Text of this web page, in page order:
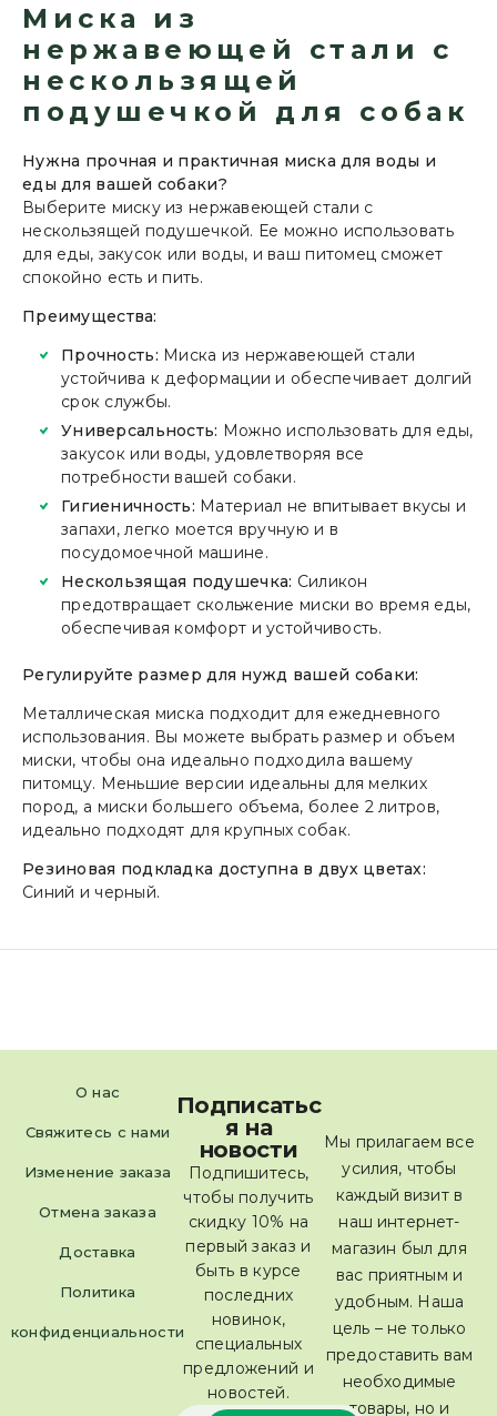
Миска из
нержавеющей стали с
нескользящей
подушечкой для собак
Нужна прочная и практичная миска для воды и
еды для вашей собаки?
Выберите миску из нержавеющей стали с
нескользящей подушечкой. Ее можно использовать
для еды, закусок или воды, и ваш питомец сможет
спокойно есть и пить.
Преимущества:
Прочность: Миска из нержавеющей стали
устойчива к деформации и обеспечивает долгий
срок службы.
Универсальность: Можно использовать для еды,
закусок или воды, удовлетворяя все
потребности вашей собаки.
Гигиеничность: Материал не впитывает вкусы и
запахи, легко моется вручную и в
посудомоечной машине.
Нескользящая подушечка: Силикон
предотвращает скольжение миски во время еды,
обеспечивая комфорт и устойчивость.
Регулируйте размер для нужд вашей собаки:
Металлическая миска подходит для ежедневного
использования. Вы можете выбрать размер и объем
миски, чтобы она идеально подходила вашему
питомцу. Меньшие версии идеальны для мелких
пород, а миски большего объема, более 2 литров,
идеально подходят для крупных собак.
Резиновая подкладка доступна в двух цветах:
Синий и черный.
О нас
Свяжитесь с нами
Изменение заказа
Отмена заказа
Доставка
Политика
конфиденциальности
Мы прилагаем все
усилия, чтобы
каждый визит в
наш интернет-
магазин был для
вас приятным и
удобным. Наша
цель – не только
предоставить вам
необходимые
товары, но и
Подписатьс
я на
новости
Подпишитесь,
чтобы получить
скидку 10% на
первый заказ и
быть в курсе
последних
новинок,
специальных
предложений и
новостей.